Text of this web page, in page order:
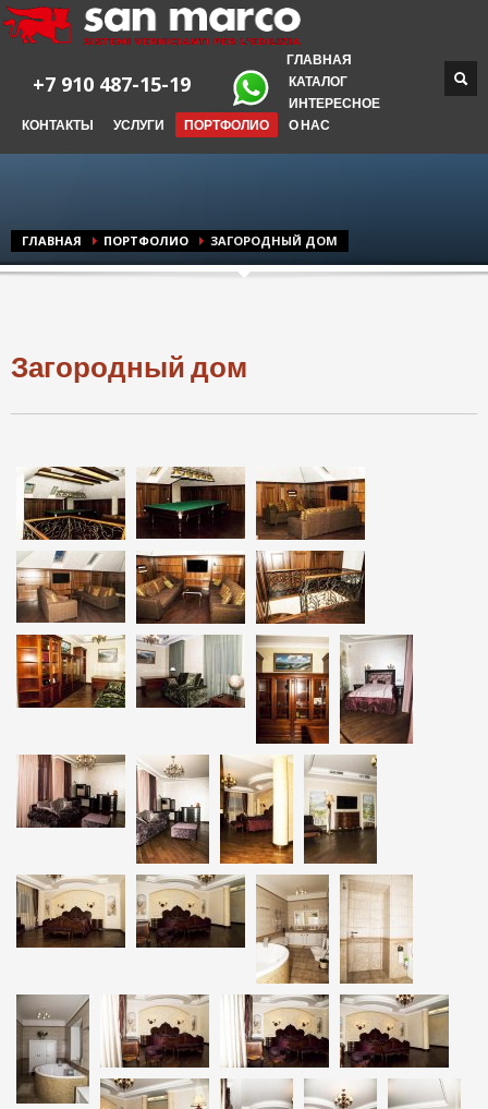
+7 910 487-15-19
ГЛАВНАЯ
КАТАЛОГ
ИНТЕРЕСНОЕ
КОНТАКТЫ
УСЛУГИ ПОРТФОЛИО О НАС
ГЛАВНАЯ ПОРТФОЛИО ЗАГОРОДНЫЙ ДОМ
Загородный дом